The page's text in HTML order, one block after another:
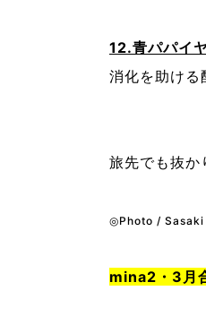
12.青パパイ
消化を助ける
旅先でも抜か
◎Photo / Sasaki
mina2・3月